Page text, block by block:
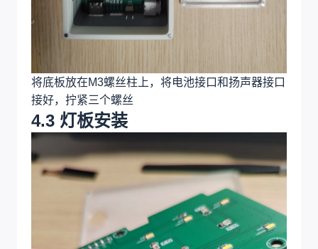
将底板放在M3螺丝柱上，将电池接口和扬声器接口
接好，拧紧三个螺丝
4.3 灯板安装